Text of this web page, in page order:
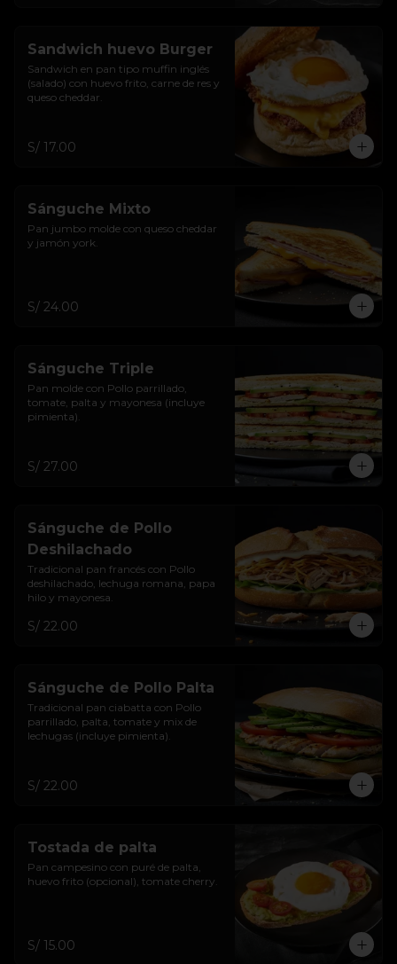
Sandwich huevo Burger
Sandwich en pan tipo muffin inglés
(salado) con huevo frito, carne de res y
queso cheddar.
S/ 17.00
Sánguche Mixto
Pan jumbo molde con queso cheddar
y jamón york.
S/ 24.00
Sánguche Triple
Pan molde con Pollo parrillado,
tomate, palta y mayonesa (incluye
pimienta).
S/ 27.00
Sánguche de Pollo
Deshilachado
Tradicional pan francés con Pollo
deshilachado, lechuga romana, papa
hilo y mayonesa.
S/ 22.00
Sánguche de Pollo Palta
Tradicional pan ciabatta con Pollo
parrillado, palta, tomate y mix de
lechugas (incluye pimienta).
S/ 22.00
Tostada de palta
Pan campesino con puré de palta,
huevo frito (opcional), tomate cherry.
S/ 15.00